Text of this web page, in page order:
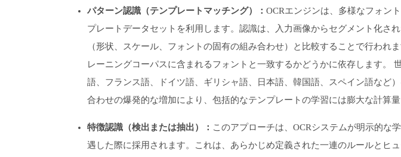
パターン認識（テンプレートマッチング）： OCRエンジンは、多様なフォン
プレートデータセットを利用します。認識は、入力画像からセグメント化さ
（形状、スケール、フォントの固有の組み合わせ）と比較することで行われ
レーニングコーパスに含まれるフォントと一致するかどうかに依存します。
語、フランス語、ドイツ語、ギリシャ語、日本語、韓国語、スペイン語など
合わせの爆発的な増加により、包括的なテンプレートの学習には膨大な計算
特徴認識（検出または抽出）： このアプローチは、OCRシステムが明示的な
遇した際に採用されます。これは、あらかじめ定義された一連のルールとヒ